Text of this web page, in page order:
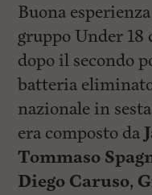
Buona
gruppo Under 18
dopo il secondo
batteria
nazionale in
era composto da
Tommaso
Diego Caruso,